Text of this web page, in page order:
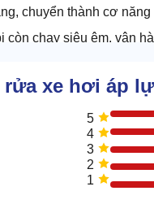
chuyển thành cơ
còn chạy siêu êm, vận
xe hơi áp
5
4
3
2
1